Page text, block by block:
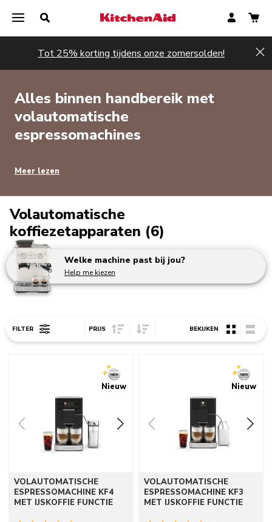
Tot 25% korting tijdens onze zomersolden!
Alles binnen handbereik met
volautomatische
espressomachines
Meer lezen
Volautomatische
koffiezetapparaten (6)
Welke machine past bij jou?
Help me kiezen
FILTER PRIJS Sort Price ascending
Sort Price descending
BEKIJKEN
Nieuw
VOLAUTOMATISCHE
ESPRESSOMACHINE KF4
MET IJSKOFFIE FUNCTIE
Nieuw
VOLAUTOMATISCHE
ESPRESSOMACHINE KF3
MET IJSKOFFIE FUNCTIE